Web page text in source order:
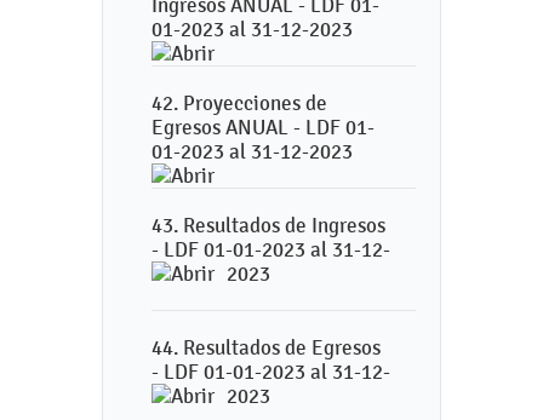
Ingresos ANUAL - LDF 01-
01-2023 al 31-12-2023
42. Proyecciones de
Egresos ANUAL - LDF 01-
01-2023 al 31-12-2023
43. Resultados de Ingresos
- LDF 01-01-2023 al 31-12-
2023
44. Resultados de Egresos
- LDF 01-01-2023 al 31-12-
2023